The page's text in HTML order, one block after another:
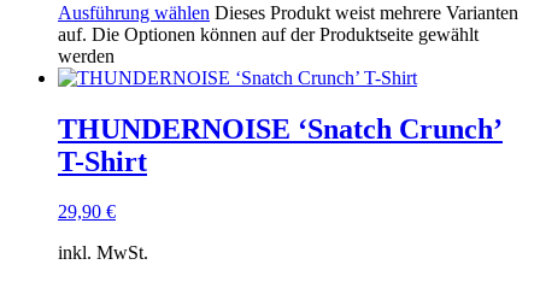
Ausführung wählen Dieses Produkt weist mehrere Varianten
auf. Die Optionen können auf der Produktseite gewählt
werden
THUNDERNOISE ‘Snatch Crunch’
T-Shirt
29,90 €
inkl. MwSt.